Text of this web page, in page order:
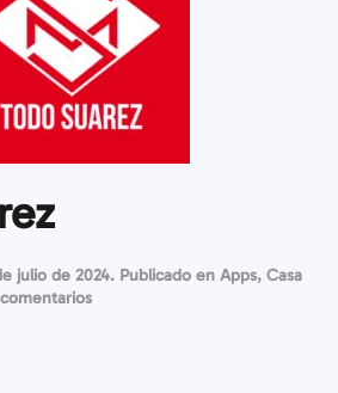
julio de 2024. Publicado en Apps, Casa
en